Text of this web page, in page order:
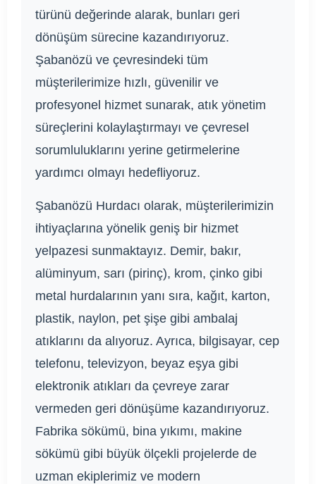
türünü değerinde alarak, bunları geri
dönüşüm sürecine kazandırıyoruz.
Şabanözü ve çevresindeki tüm
müşterilerimize hızlı, güvenilir ve
profesyonel hizmet sunarak, atık yönetim
süreçlerini kolaylaştırmayı ve çevresel
sorumluluklarını yerine getirmelerine
yardımcı olmayı hedefliyoruz.
Şabanözü Hurdacı olarak, müşterilerimizin
ihtiyaçlarına yönelik geniş bir hizmet
yelpazesi sunmaktayız. Demir, bakır,
alüminyum, sarı (pirinç), krom, çinko gibi
metal hurdalarının yanı sıra, kağıt, karton,
plastik, naylon, pet şişe gibi ambalaj
atıklarını da alıyoruz. Ayrıca, bilgisayar, cep
telefonu, televizyon, beyaz eşya gibi
elektronik atıkları da çevreye zarar
vermeden geri dönüşüme kazandırıyoruz.
Fabrika sökümü, bina yıkımı, makine
sökümü gibi büyük ölçekli projelerde de
uzman ekiplerimiz ve modern